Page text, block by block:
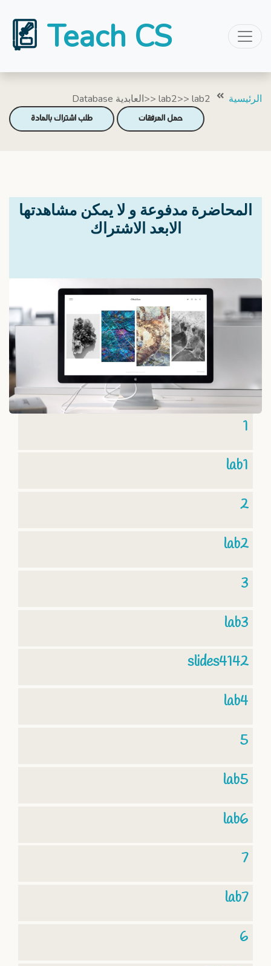
Teach CS
الرئيسية Database العابدية>> lab2>> lab2
طلب اشتراك بالمادة حمل المرفقات
المحاضرة مدفوعة و لا يمكن مشاهدتها
الابعد الاشتراك
1
lab1
2
lab2
3
lab3
slides4142
lab4
5
lab5
lab6
7
lab7
6